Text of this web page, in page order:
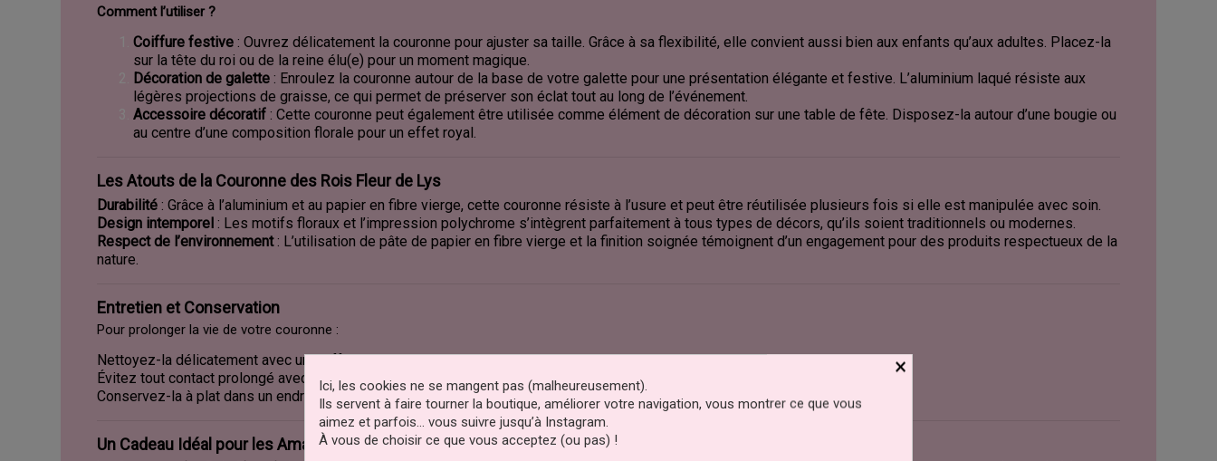
Comment l’utiliser ?
Coiffure festive : Ouvrez délicatement la couronne pour ajuster sa taille. Grâce à sa flexibilité, elle convient aussi bien aux enfants qu’aux adultes. Placez-la
sur la tête du roi ou de la reine élu(e) pour un moment magique.
Décoration de galette : Enroulez la couronne autour de la base de votre galette pour une présentation élégante et festive. L’aluminium laqué résiste aux
légères projections de graisse, ce qui permet de préserver son éclat tout au long de l’événement.
Accessoire décoratif : Cette couronne peut également être utilisée comme élément de décoration sur une table de fête. Disposez-la autour d’une bougie ou
au centre d’une composition florale pour un effet royal.
Les Atouts de la Couronne des Rois Fleur de Lys
Durabilité : Grâce à l’aluminium et au papier en fibre vierge, cette couronne résiste à l’usure et peut être réutilisée plusieurs fois si elle est manipulée avec soin.
Design intemporel : Les motifs floraux et l’impression polychrome s’intègrent parfaitement à tous types de décors, qu’ils soient traditionnels ou modernes.
Respect de l’environnement: L’utilisation de pâte de papier en fibre vierge et la finition soignée témoignent d’un engagement pour des produits respectueux de la
nature.
Entretien et Conservation
Pour prolonger la vie de votre couronne :
Nettoyez-la délicatement avec un chiffon sec après utilisation.
Évitez tout contact prolongé avec l’eau pour préserver la qualité de l’impression polychrome.
Conservez-la à plat dans un endroit sec, à l’abri de l’humidité et de la lumière directe.
Un Cadeau Idéal pour les Amateurs de Fêtes et de Tradition
×
Ici, les cookies ne se mangent pas (malheureusement).
Ils servent à faire tourner la boutique, améliorer votre navigation, vous montrer ce que vous
aimez et parfois… vous suivre jusqu’à Instagram.
À vous de choisir ce que vous acceptez (ou pas) !